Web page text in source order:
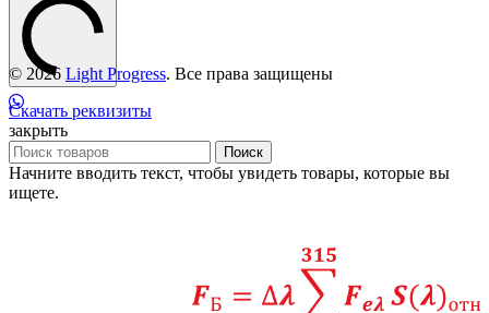
© 2026 Light Progress. Все права защищены
Скачать реквизиты
закрыть
Поиск
Начните вводить текст, чтобы увидеть товары, которые вы
ищете.